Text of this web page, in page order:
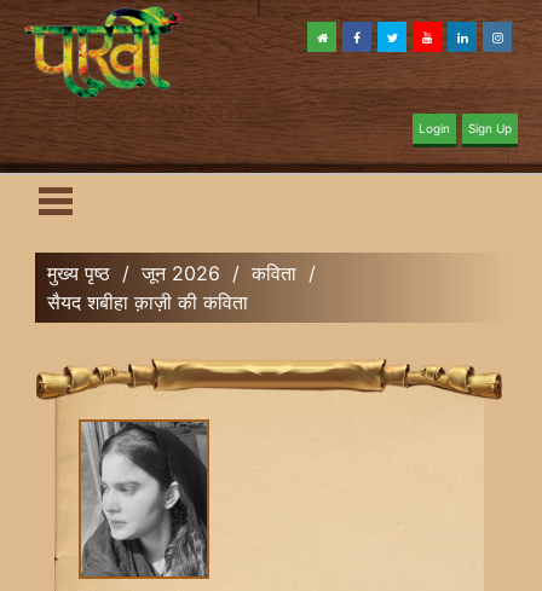
Login Sign Up
मुख्य पृष्ठ / जून 2026 / कविता /
सैयद शबीहा क़ाज़ी की कविता